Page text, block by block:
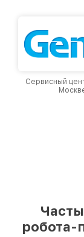
Сервисный
робота-